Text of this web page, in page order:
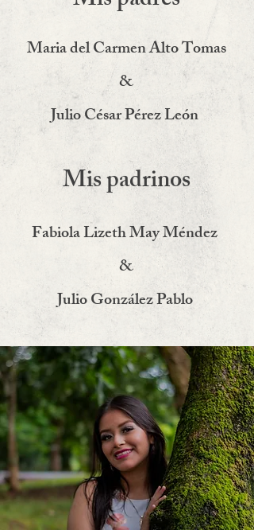
Maria del Carmen Alto Tomas
&
Julio César Pérez León
Mis padrinos
Fabiola Lizeth May Méndez
&
Julio González Pablo